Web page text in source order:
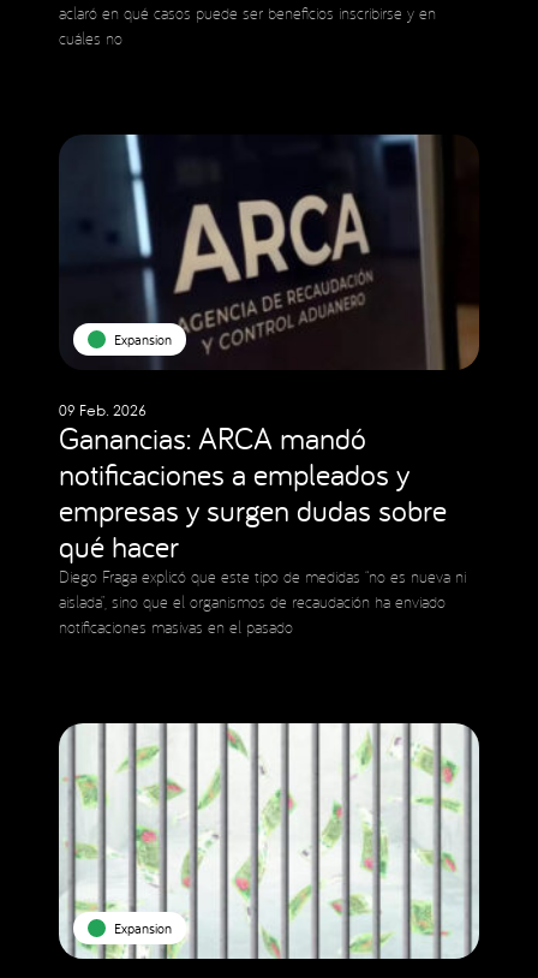
aclaró en qué casos puede ser beneficios inscribirse y en
cuáles no
Expansion
09 Feb. 2026
Ganancias: ARCA mandó
notificaciones a empleados y
empresas y surgen dudas sobre
qué hacer
Diego Fraga explicó que este tipo de medidas “no es nueva ni
aislada”, sino que el organismos de recaudación ha enviado
notificaciones masivas en el pasado
Expansion